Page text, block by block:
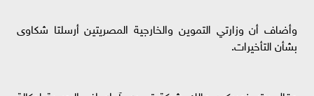
وأضاف أن وزارتي التموين والخارجية المصريتين أرسلتا شكاوى
بشأن التأخيرات.